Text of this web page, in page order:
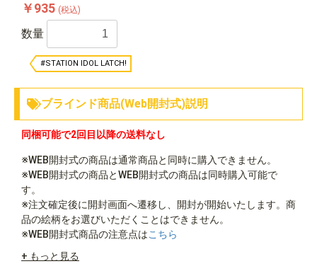
￥935 (税込)
数量
#STATION IDOL LATCH!
ブラインド商品(Web開封式)説明
同梱可能で2回目以降の送料なし
※WEB開封式の商品は通常商品と同時に購入できません。
※WEB開封式の商品とWEB開封式の商品は同時購入可能で
す。
※注文確定後に開封画面へ遷移し、開封が開始いたします。商
品の絵柄をお選びいただくことはできません。
※WEB開封式商品の注意点はこちら
+ もっと見る